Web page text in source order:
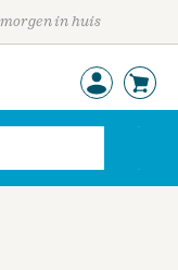
in huis